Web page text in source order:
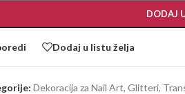
DODAJ
Dodaj u listu želja
Dekoracija za Nail Art, Glitteri,